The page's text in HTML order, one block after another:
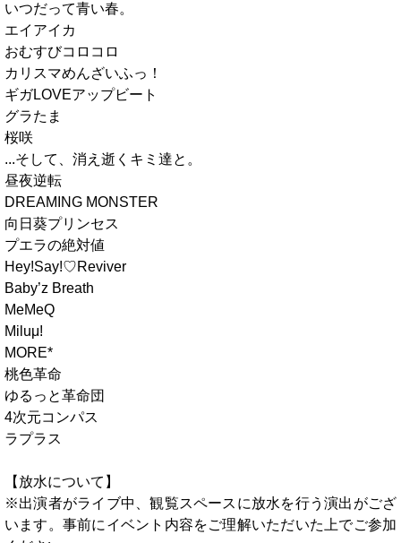
いつだって青い春。
エイアイカ
おむすびコロコロ
カリスマめんざいふっ！
ギガLOVEアップビート
グラたま
桜咲
...そして、消え逝くキミ達と。
昼夜逆転
DREAMING MONSTER
向日葵プリンセス
プエラの絶対値
Hey!Say!♡Reviver
Baby’z Breath
MeMeQ
Miluμ!
MORE*
桃色革命
ゆるっと革命団
4次元コンパス
ラプラス
【放水について】
※出演者がライブ中、観覧スペースに放水を行う演出がござ
います。事前にイベント内容をご理解いただいた上でご参加